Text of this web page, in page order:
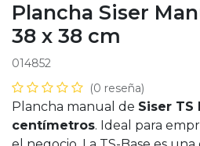
Plancha Siser
38 x 38 cm
014852
(0 reseña)
Plancha manual de Siser TS
centímetros. Ideal para